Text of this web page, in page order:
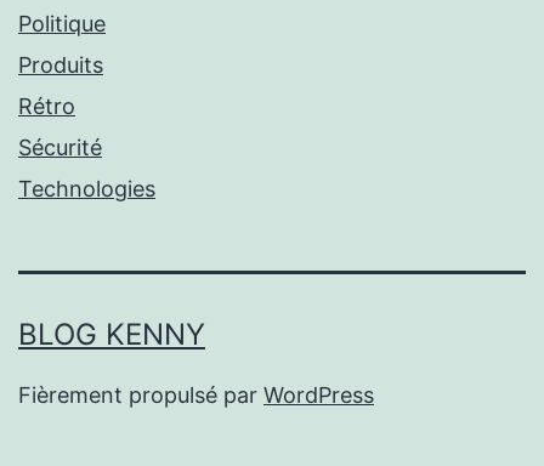
Politique
Produits
Rétro
Sécurité
Technologies
BLOG KENNY
Fièrement propulsé par WordPress